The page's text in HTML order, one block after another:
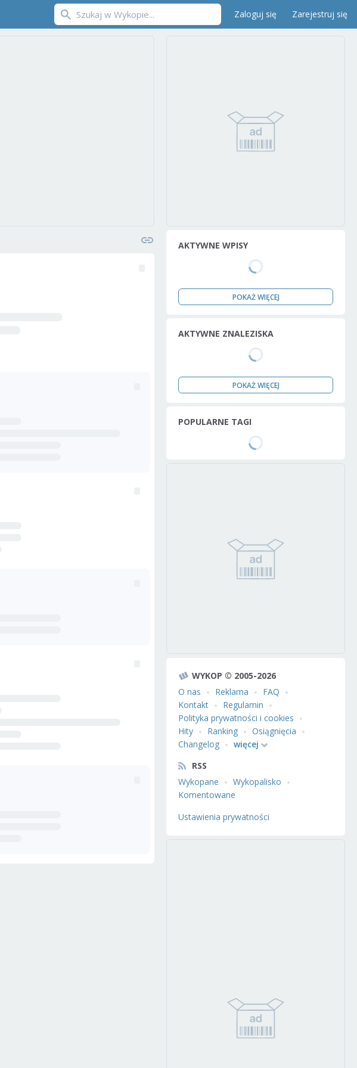
Zaloguj się Zarejestruj się
AKTYWNE WPISY
POKAŻ WIĘCEJ
AKTYWNE ZNALEZISKA
POKAŻ WIĘCEJ
POPULARNE TAGI
WYKOP © 2005-2026
O nas
Reklama
FAQ
Kontakt
Regulamin
Polityka prywatności i cookies
Hity
Ranking
Osiągnięcia
Changelog
więcej
RSS
Wykopane
Wykopalisko
Komentowane
Ustawienia prywatności